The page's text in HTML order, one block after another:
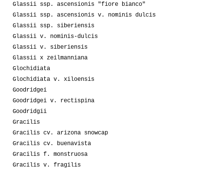
Glassii ssp. ascensionis "fiore bianco"
Glassii ssp. ascensionis v. nominis dulcis
Glassii ssp. siberiensis
Glassii v. nominis-dulcis
Glassii v. siberiensis
Glassii x zeilmanniana
Glochidiata
Glochidiata v. xiloensis
Goodridgei
Goodridgei v. rectispina
Goodridgii
Gracilis
Gracilis cv. arizona snowcap
Gracilis cv. buenavista
Gracilis f. monstruosa
Gracilis v. fragilis